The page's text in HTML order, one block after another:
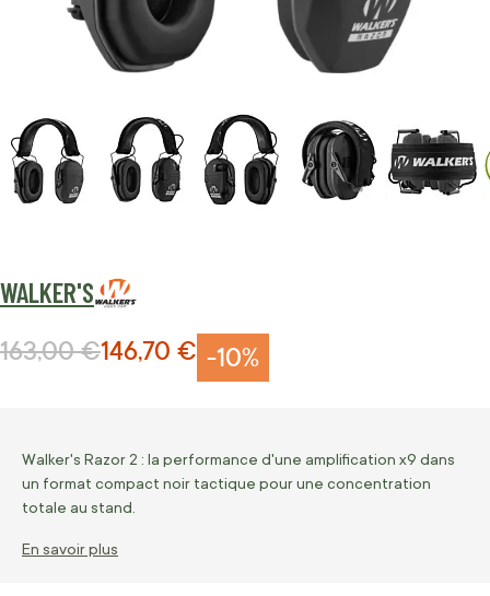
WALKER'S
-10%
Prix Spécial
146,70 €
Prix normal
163,00 €
Walker's Razor 2 : la performance d'une amplification x9 dans
un format compact noir tactique pour une concentration
totale au stand.
En savoir plus